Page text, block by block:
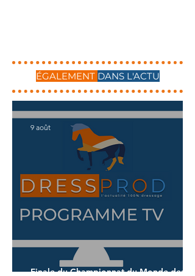
ÉGALEMENT DANS L'ACTU
Finale du Championnat du Monde des 7
9 août